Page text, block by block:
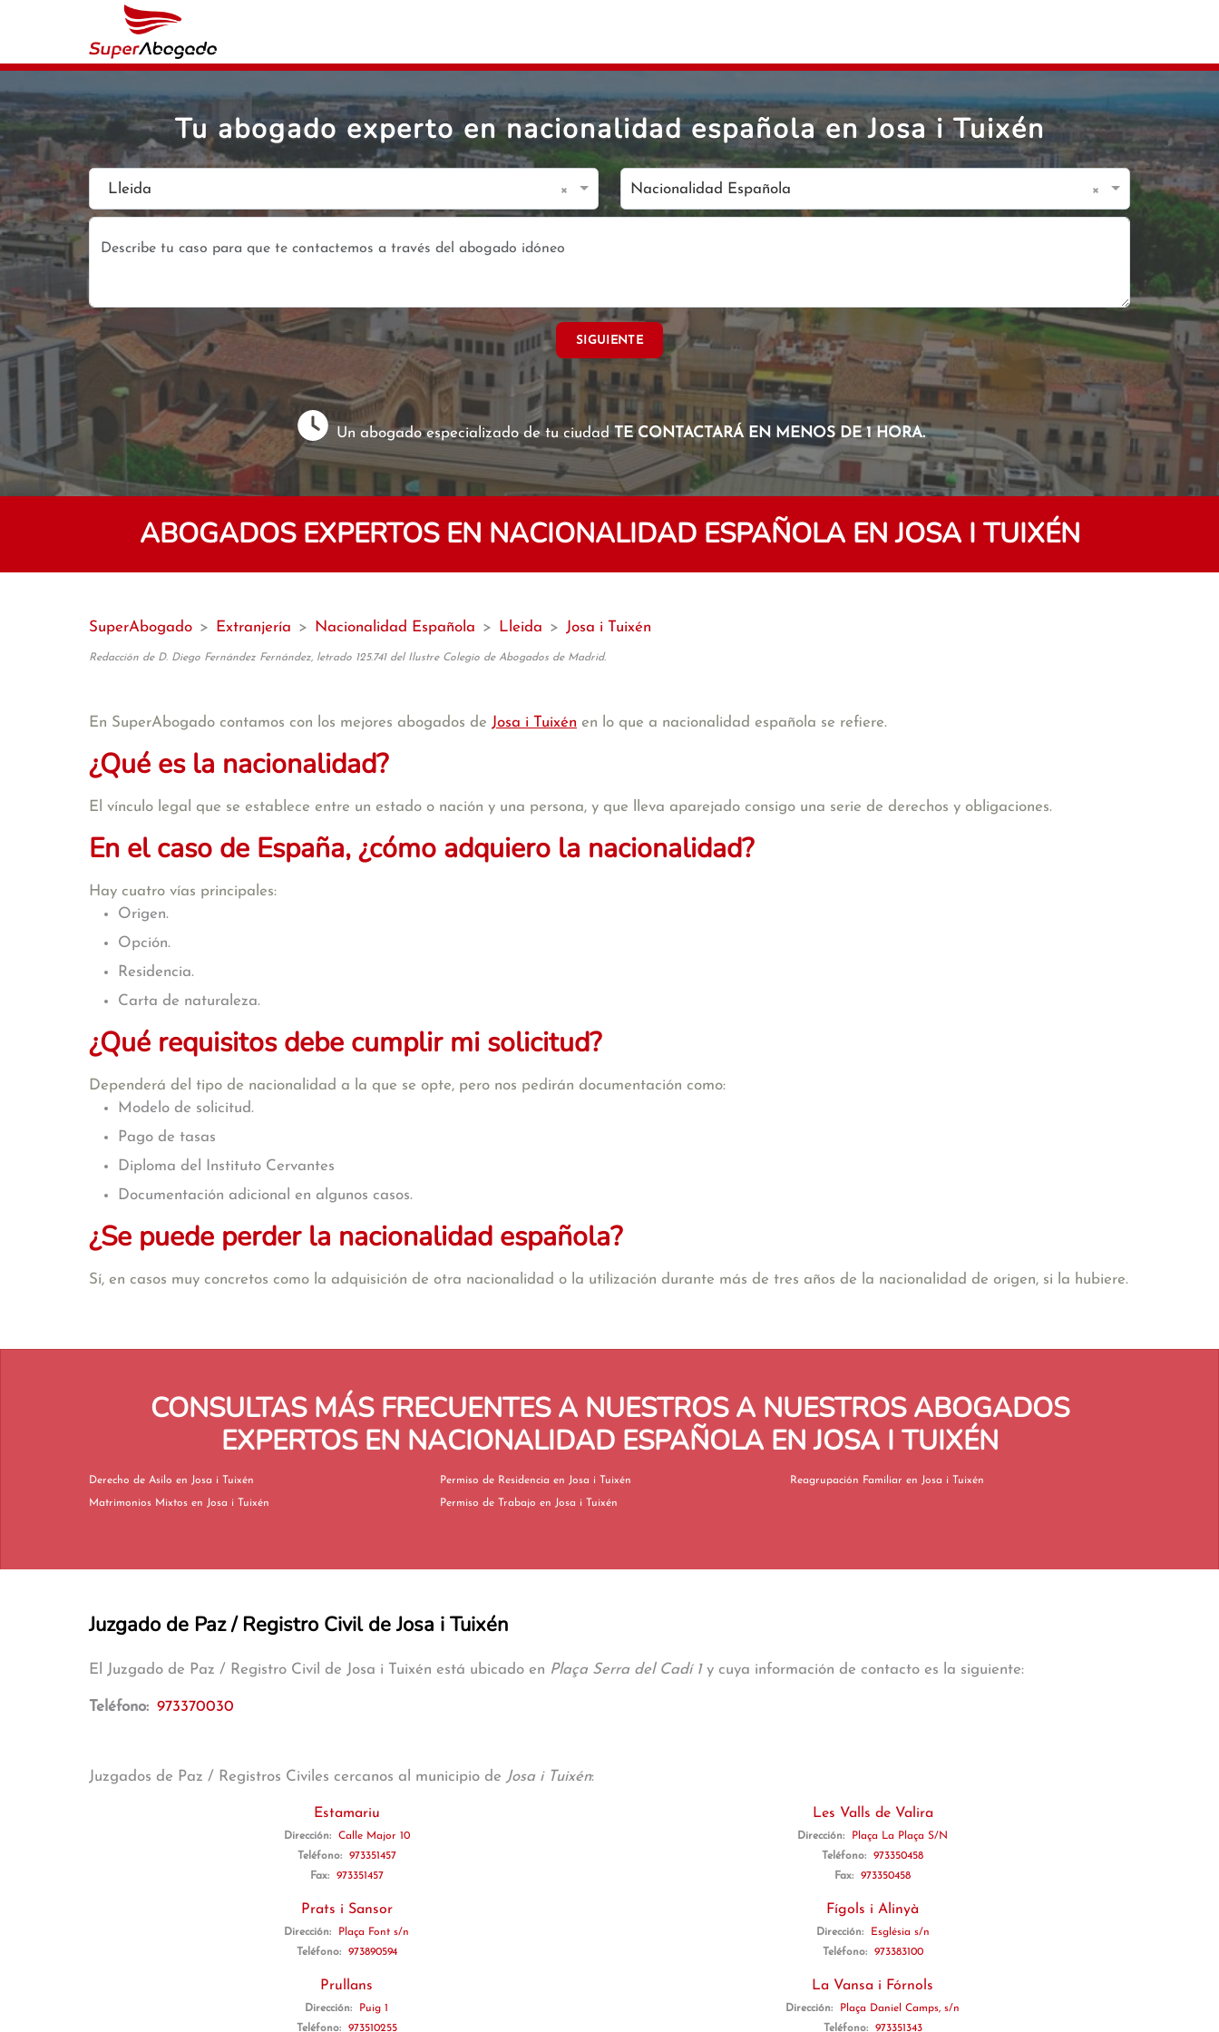
Tu abogado experto en nacionalidad española en Josa i Tuixén
Lleida × Nacionalidad Española ×
SIGUIENTE
Un abogado especializado de tu ciudadTE CONTACTARÁ EN MENOS DE 1 HORA.
ABOGADOS EXPERTOS EN NACIONALIDAD ESPAÑOLA EN JOSA I TUIXÉN
SuperAbogado > Extranjería > Nacionalidad Española > Lleida > Josa i Tuixén
Redacción de D. Diego Fernández Fernández, letrado 125.741 del Ilustre Colegio de Abogados de Madrid.
En SuperAbogado contamos con los mejores abogados de Josa i Tuixén en lo que a nacionalidad española se refiere.
¿Qué es la nacionalidad?
El vínculo legal que se establece entre un estado o nación y una persona, y que lleva aparejado consigo una serie de derechos y obligaciones.
En el caso de España, ¿cómo adquiero la nacionalidad?
Hay cuatro vías principales:
Origen.
Opción.
Residencia.
Carta de naturaleza.
¿Qué requisitos debe cumplir mi solicitud?
Dependerá del tipo de nacionalidad a la que se opte, pero nos pedirán documentación como:
Modelo de solicitud.
Pago de tasas
Diploma del Instituto Cervantes
Documentación adicional en algunos casos.
¿Se puede perder la nacionalidad española?
Sí, en casos muy concretos como la adquisición de otra nacionalidad o la utilización durante más de tres años de la nacionalidad de origen, si la hubiere.
CONSULTAS MÁS FRECUENTES A NUESTROS A NUESTROS ABOGADOS
EXPERTOS EN NACIONALIDAD ESPAÑOLA EN JOSA I TUIXÉN
Derecho de Asilo en Josa i Tuixén
Matrimonios Mixtos en Josa i Tuixén
Permiso de Residencia en Josa i Tuixén
Permiso de Trabajo en Josa i Tuixén
Reagrupación Familiar en Josa i Tuixén
Juzgado de Paz / Registro Civil de Josa i Tuixén
El Juzgado de Paz / Registro Civil de Josa i Tuixén está ubicado en Plaça Serra del Cadí 1y cuya información de contacto es la siguiente:
Teléfono: 973370030
Juzgados de Paz / Registros Civiles cercanos al municipio de Josa i Tuixén:
Estamariu
Dirección:
Calle Major 10
Teléfono:
973351457
Fax:
973351457
Prats i Sansor
Dirección:
Plaça Font s/n
Teléfono:
973890594
Prullans
Dirección:
Puig 1
Teléfono:
973510255
Les Valls de Valira
Dirección:
Plaça La Plaça S/N
Teléfono:
973350458
Fax:
973350458
Fígols i Alinyà
Dirección:
Església s/n
Teléfono:
973383100
La Vansa i Fórnols
Dirección:
Plaça Daniel Camps, s/n
Teléfono:
973351343